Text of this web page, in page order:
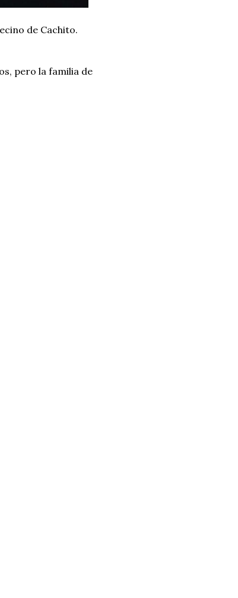
de Cachito.
pero la familia de